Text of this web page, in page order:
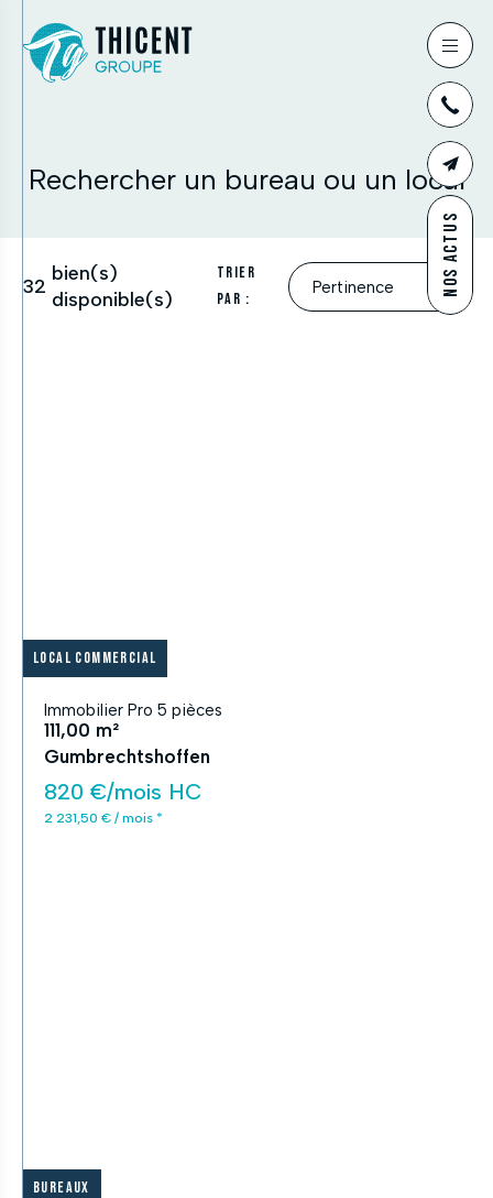
NOS ACTUS
Rechercher un bureau ou un local
32
bien(s)
disponible(s)
Trier
par :
Local commercial
Immobilier Pro 5 pièces
111,00 m²
Gumbrechtshoffen
820 €/mois HC
2 231,50 € / mois *
Bureaux